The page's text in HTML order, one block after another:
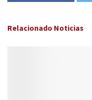
Relacionado Noticias